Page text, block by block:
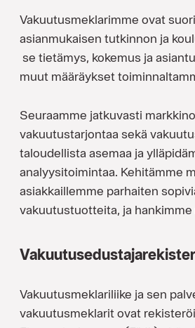
Vakuutusmeklarimme ovat
asianmukaisen tutkinnon ja
se tietämys, kokemus ja
muut määräykset
Seuraamme jatkuvasti
vakuutustarjontaa sekä
taloudellista asemaa ja
analyysitoimintaa. Kehitämme
asiakkaillemme parhaiten
vakuutustuotteita, ja
Vakuutusmeklariliike ja sen
vakuutusmeklarit ovat